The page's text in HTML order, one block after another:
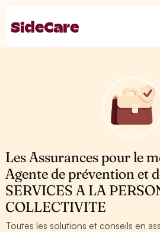
Les Assurances pour le
Agente de prévention et
SERVICES A LA
COLLECTIVITE
Toutes les solutions et conseils en